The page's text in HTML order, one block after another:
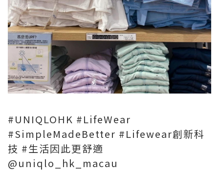
#UNIQLOHK #LifeWear
#SimpleMadeBetter #Lifewear創新科
技 #生活因此更舒適
@uniqlo_hk_macau